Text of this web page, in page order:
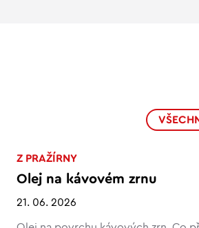
Z PRAŽÍRNY
Olej na kávovém zrnu
21. 06. 2026